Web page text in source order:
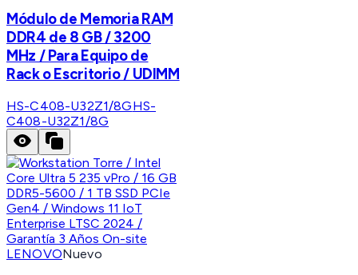
Módulo de Memoria RAM
DDR4 de 8 GB / 3200
MHz / Para Equipo de
Rack o Escritorio / UDIMM
HS-C408-U32Z1/8GHS-
C408-U32Z1/8G
LENOVONuevo